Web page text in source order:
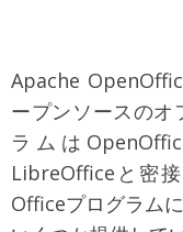
Apache
ープンソースの
ラムは
LibreOfficeと密
Officeプログラム